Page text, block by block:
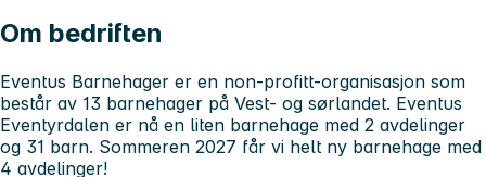
Om bedriften
Eventus Barnehager er en non-profitt-organisasjon som
består av 13 barnehager på Vest- og sørlandet. Eventus
Eventyrdalen er nå en liten barnehage med 2 avdelinger
og 31 barn. Sommeren 2027 får vi helt ny barnehage med
4 avdelinger!